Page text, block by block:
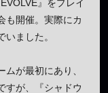
』をプレイ
も開催。実際にカ
ました。
が最初にあり、
すが、『シャドウ